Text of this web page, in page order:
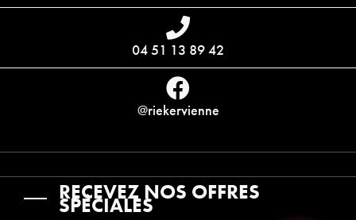
04 51 13 89 42
@riekervienne
RECEVEZ NOS OFFRES
SPÉCIALES